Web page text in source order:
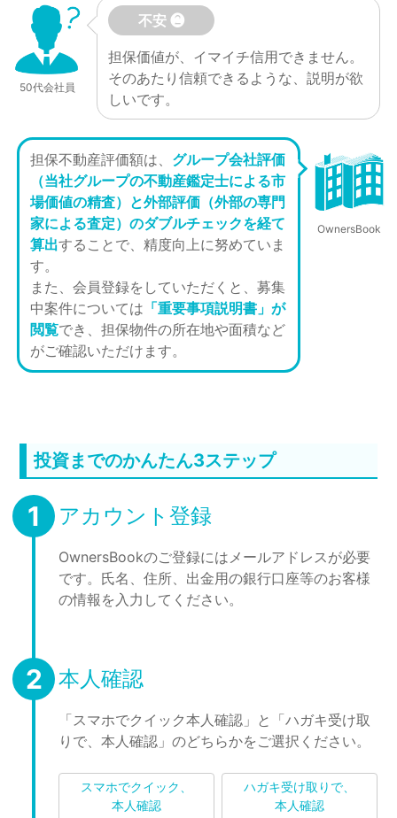
50代会社員
不安 ❷
担保価値が、イマイチ信用できません。
そのあたり信頼できるような、説明が欲
しいです。
担保不動産評価額は、 グループ会社評価
（当社グループの不動産鑑定士による市
場価値の精査）と外部評価（外部の専門
家による査定）のダブルチェックを経て
算出することで、精度向上に努めていま
す。
また、会員登録をしていただくと、募集
中案件については 「重要事項説明書」が
閲覧でき、担保物件の所在地や面積など
がご確認いただけます。
OwnersBook
投資までのかんたん3ステップ
1 アカウント登録
OwnersBookのご登録にはメールアドレスが必要
です。氏名、住所、出金用の銀行口座等のお客様
の情報を入力してください。
2 本人確認
「スマホでクイック本人確認」と「ハガキ受け取
りで、本人確認」のどちらかをご選択ください。
スマホでクイック、
本人確認
ハガキ受け取りで、
本人確認